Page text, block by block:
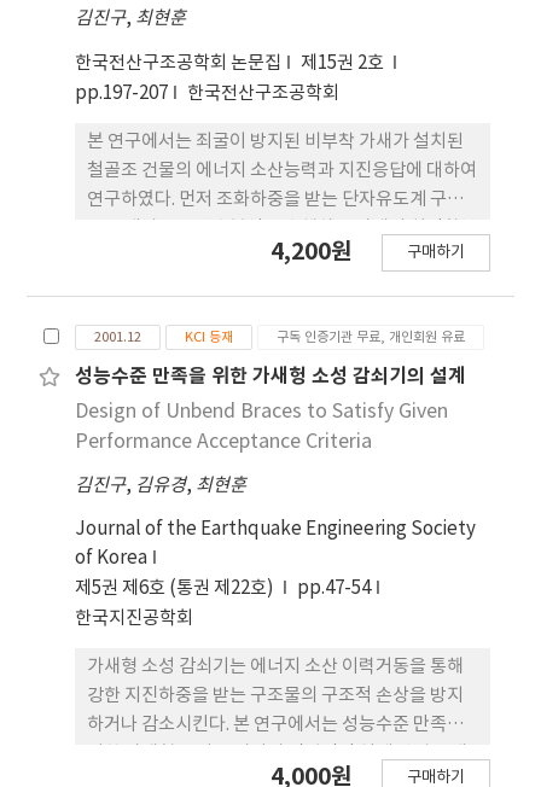
된 방법에 따라 설계된 감쇠기를 설치하고 수행한 시
간이력해석 결과에 의하면 고려된 설계변수에 관계없
이 목표변위를 만족하는 것으로 나타났다.
김진구, 최현훈
한국전산구조공학회 논문집
제15권 2호
pp.197-207
한국전산구조공학회
본 연구에서는 죄굴이 방지된 비부착 가새가 설치된
철골조 건물의 에너지 소산능력과 지진응답에 대하여
연구하였다. 먼저 조화하중을 받는 단자유도계 구조
강도를 구하였다. 다자 유도계 골조구조물의 비선형
의 적당한 층별 분배방법을 찾기 위하여 여러 가지 분
배방법을 적용하였다. 해석결과에 따르면 일반적으로
가새의 강성이 증가함에 따라 구조물의 최대변위는
감소하였다. 그러나 구조물의 고유주기 및 하중에 따
누적된 손상이 증가하는 것으로 나타났다.
4,200원 구매하기
2001.12 KCI 등재 구독 인증기관 무료, 개인회원 유료
성능수준 만족을 위한 가새헝 소성 감쇠기의 설계
Design of Unbend Braces to Satisfy Given
Performance Acceptance Criteria
김진구, 김유경, 최현훈
Journal of the Earthquake Engineering Society
of Korea
제5권 제6호 (통권 제22호)
pp.47-54
한국지진공학회
가새형 소성 감쇠기는 에너지 소산 이력거동을 통해
강한 지진하중을 받는 구조물의 구조적 손상을 방지
하거나 감소시킨다. 본 연구에서는 성능수준 만족을
4,000원 구매하기